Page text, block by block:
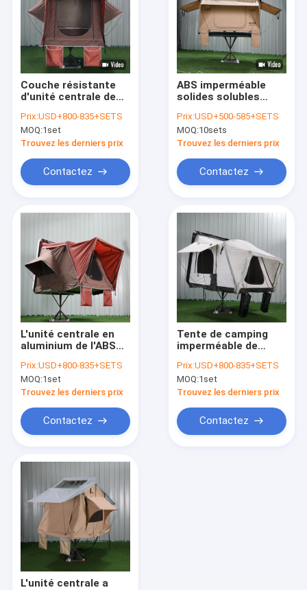
Au sujet de nous
Visite d'usine
Contrôle de qualité
Nouvelles
Cas
Tente de sport en plein air
Tente de camping de dessus de toit
Sautez la tente de douche
cercle futé de danse polynésienne
Couche résistante
d'unité centrale de
toit de camping de la
tente 2 ou 3
d'abrasion
personnes
Prix:USD+800-835+SETS
MOQ:1set
Trouvez les derniers prix
Contactez
ABS imperméable
solides solubles
dure en aluminium de
100%
Prix:USD+500-585+SETS
MOQ:10sets
Trouvez les derniers prix
Contactez
L'unité centrale en
aluminium de l'ABS
enduit le camping
supérieur de tente de
toit de camion
Prix:USD+800-835+SETS
MOQ:1set
Trouvez les derniers prix
Contactez
Tente de camping
imperméable de
l'ABS solides
solubles de 100%
Prix:USD+800-835+SETS
MOQ:1set
Trouvez les derniers prix
Contactez
L'unité centrale a